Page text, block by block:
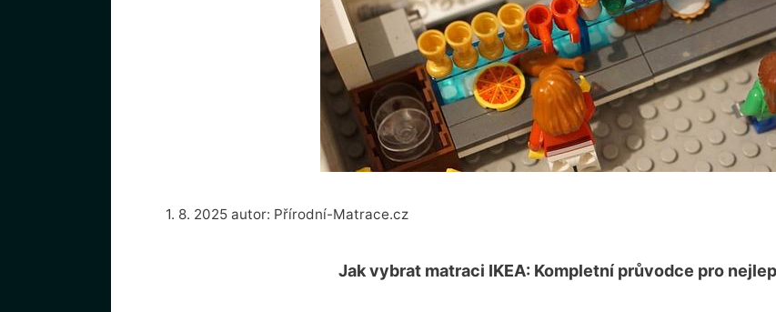
1. 8. 2025 autor: Přírodní-Matrace.cz
Jak vybrat matraci IKEA: Kompletní průvodce pro